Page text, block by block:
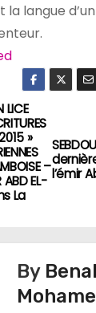
la langue
l’émir
LICE
»
–
ABD EL-
La
By